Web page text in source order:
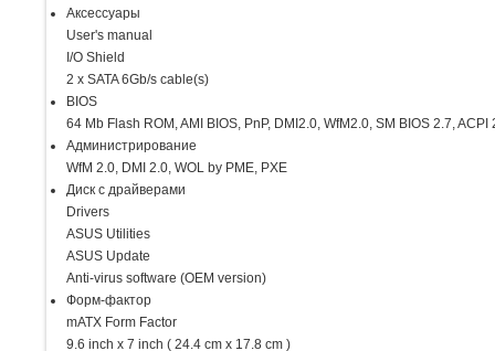
Аксессуары
User's manual
I/O Shield
2 x SATA 6Gb/s cable(s)
BIOS
64 Mb Flash ROM, AMI BIOS, PnP, DMI2.0, WfM2.0, SM BIOS 2.7, ACPI
Администрированиe
WfM 2.0, DMI 2.0, WOL by PME, PXE
Диск с драйверами
Drivers
ASUS Utilities
ASUS Update
Anti-virus software (OEM version)
Форм-фактор
mATX Form Factor
9.6 inch x 7 inch ( 24.4 cm x 17.8 cm )